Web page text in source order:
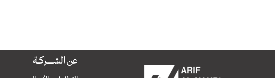
عن الشــــــــــــركــــــة